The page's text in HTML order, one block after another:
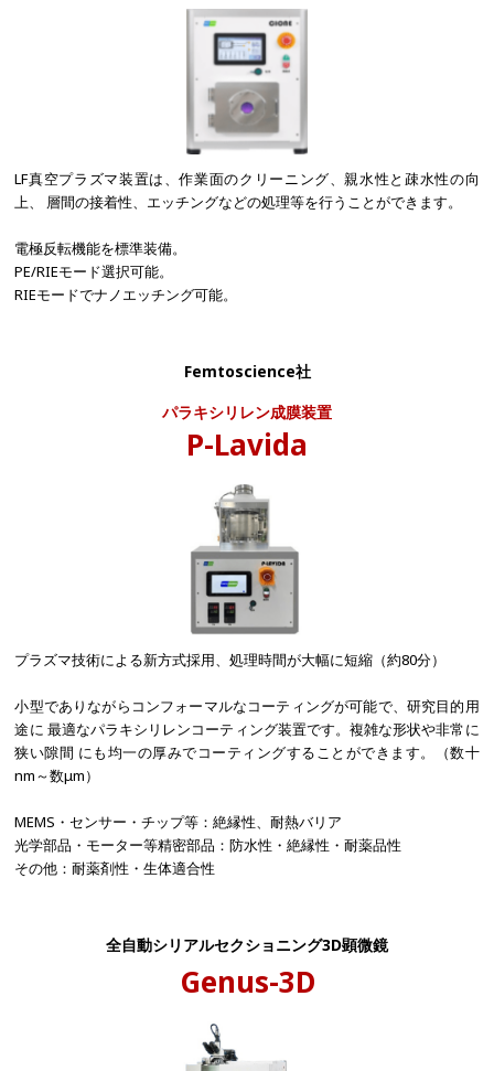
LF真空プラズマ装置は、作業面のクリーニング、親水性と疎水性の向
上、 層間の接着性、エッチングなどの処理等を行うことができます。
電極反転機能を標準装備。
PE/RIEモード選択可能。
RIEモードでナノエッチング可能。
Femtoscience社
パラキシリレン成膜装置
P-Lavida
プラズマ技術による新方式採用、処理時間が大幅に短縮（約80分）
小型でありながらコンフォーマルなコーティングが可能で、研究目的用
途に 最適なパラキシリレンコーティング装置です。複雑な形状や非常に
狭い隙間 にも均一の厚みでコーティングすることができます。（数十
nm～数μm）
MEMS・センサー・チップ等：絶縁性、耐熱バリア
光学部品・モーター等精密部品：防水性・絶縁性・耐薬品性
その他：耐薬剤性・生体適合性
全自動シリアルセクショニング3D顕微鏡
Genus-3D